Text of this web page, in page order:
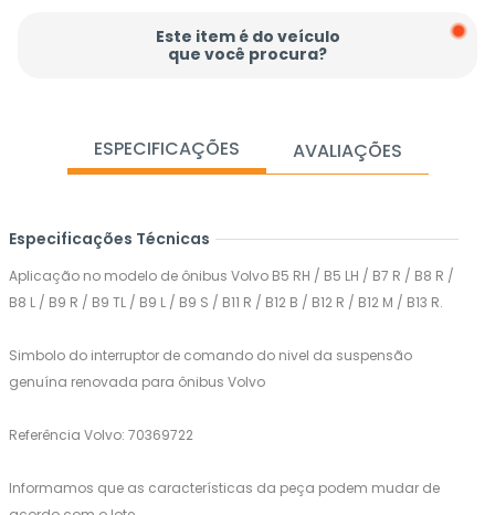
Este item é do veículo
que você procura?
ESPECIFICAÇÕES AVALIAÇÕES
Especificações Técnicas
Aplicação no modelo de ônibus Volvo B5 RH / B5 LH / B7 R / B8 R /
B8 L / B9 R / B9 TL / B9 L / B9 S / B11 R / B12 B / B12 R / B12 M / B13 R.
Simbolo do interruptor de comando do nivel da suspensão
genuína renovada para ônibus Volvo
Referência Volvo: 70369722
Informamos que as características da peça podem mudar de